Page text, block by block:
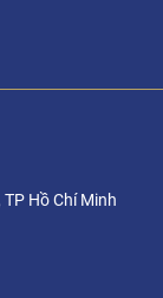
Hồ Chí Minh